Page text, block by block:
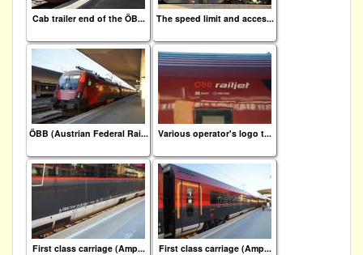
Cab trailer end of the ÖB... The speed limit and acces...
ÖBB (Austrian Federal Rai... Various operator's logo t...
First class carriage (Amp... First class carriage (Amp...